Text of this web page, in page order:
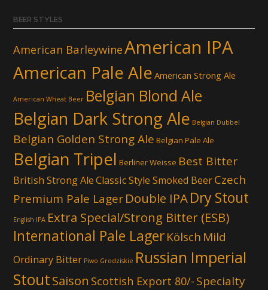
BEER STYLES
American BarleywineAmerican IPA
American Pale Ale American Strong Ale
American Wheat Beer Belgian Blond Ale
Belgian Dark Strong Ale Belgian Dubbel
Belgian Golden Strong Ale Belgian Pale Ale
Belgian Tripel Berliner Weisse Best Bitter
British Strong AleClassic Style Smoked BeerCzech
Premium Pale LagerDouble IPADry Stout
English IPA Extra Special/Strong Bitter (ESB)
International Pale LagerKölsch Mild
Ordinary Bitter Piwo Grodziskie Russian Imperial
StoutSaison Scottish Export 80/- Specialty